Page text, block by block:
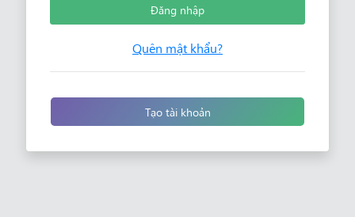
Đăng nhập
Quên mật khẩu?
Tạo tài khoản